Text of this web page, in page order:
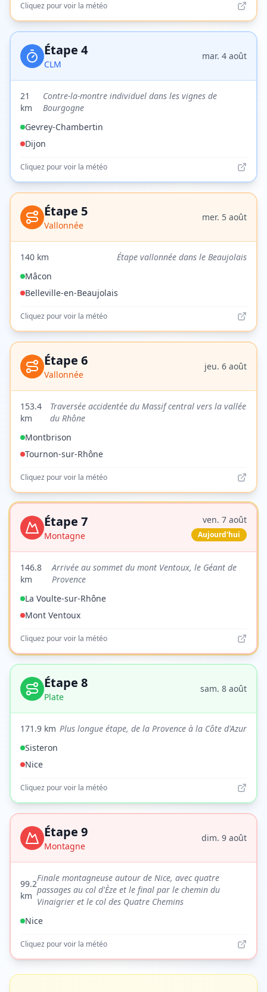
Cliquez pour voir la météo
Étape 4
CLM
mar. 4 août
21
km
Contre-la-montre individuel dans les vignes de
Bourgogne
Gevrey-Chambertin
Dijon
Cliquez pour voir la météo
Étape 5
Vallonnée
mer. 5 août
140 km
Étape vallonnée dans le Beaujolais
Mâcon
Belleville-en-Beaujolais
Cliquez pour voir la météo
Étape 6
Vallonnée
jeu. 6 août
153.4
km
Traversée accidentée du Massif central vers la vallée
du Rhône
Montbrison
Tournon-sur-Rhône
Cliquez pour voir la météo
Étape 7
Montagne
ven. 7 août
Aujourd'hui
146.8
km
Arrivée au sommet du mont Ventoux, le Géant de
Provence
La Voulte-sur-Rhône
Mont Ventoux
Cliquez pour voir la météo
Étape 8
Plate
sam. 8 août
171.9 km Plus longue étape, de la Provence à la Côte d'Azur
Sisteron
Nice
Cliquez pour voir la météo
Étape 9
Montagne
dim. 9 août
99.2
km
Finale montagneuse autour de Nice, avec quatre
passages au col d'Èze et le final par le chemin du
Vinaigrier et le col des Quatre Chemins
Nice
Cliquez pour voir la météo